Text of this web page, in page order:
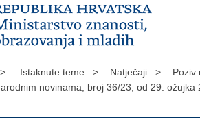
Istaknute teme > Natječaji >
Poziv
novinama, broj 36/23, od 29.